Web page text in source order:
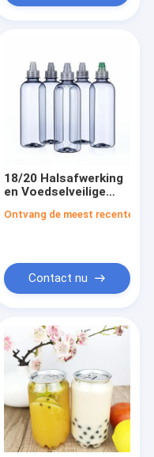
18/20 Halsafwerking
en Voedselveilige
Gemakkelijk Te
Ontvang de meest recente
Contact nu